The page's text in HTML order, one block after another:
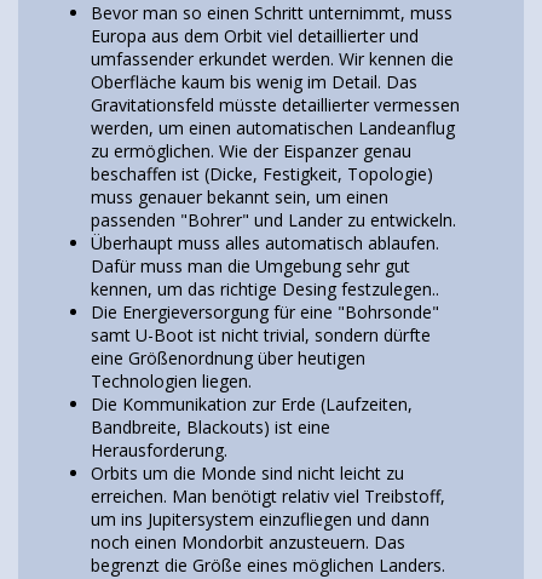
Bevor man so einen Schritt unternimmt, muss
Europa aus dem Orbit viel detaillierter und
umfassender erkundet werden. Wir kennen die
Oberfläche kaum bis wenig im Detail. Das
Gravitationsfeld müsste detaillierter vermessen
werden, um einen automatischen Landeanflug
zu ermöglichen. Wie der Eispanzer genau
beschaffen ist (Dicke, Festigkeit, Topologie)
muss genauer bekannt sein, um einen
passenden "Bohrer" und Lander zu entwickeln.
Überhaupt muss alles automatisch ablaufen.
Dafür muss man die Umgebung sehr gut
kennen, um das richtige Desing festzulegen..
Die Energieversorgung für eine "Bohrsonde"
samt U-Boot ist nicht trivial, sondern dürfte
eine Größenordnung über heutigen
Technologien liegen.
Die Kommunikation zur Erde (Laufzeiten,
Bandbreite, Blackouts) ist eine
Herausforderung.
Orbits um die Monde sind nicht leicht zu
erreichen. Man benötigt relativ viel Treibstoff,
um ins Jupitersystem einzufliegen und dann
noch einen Mondorbit anzusteuern. Das
begrenzt die Größe eines möglichen Landers.